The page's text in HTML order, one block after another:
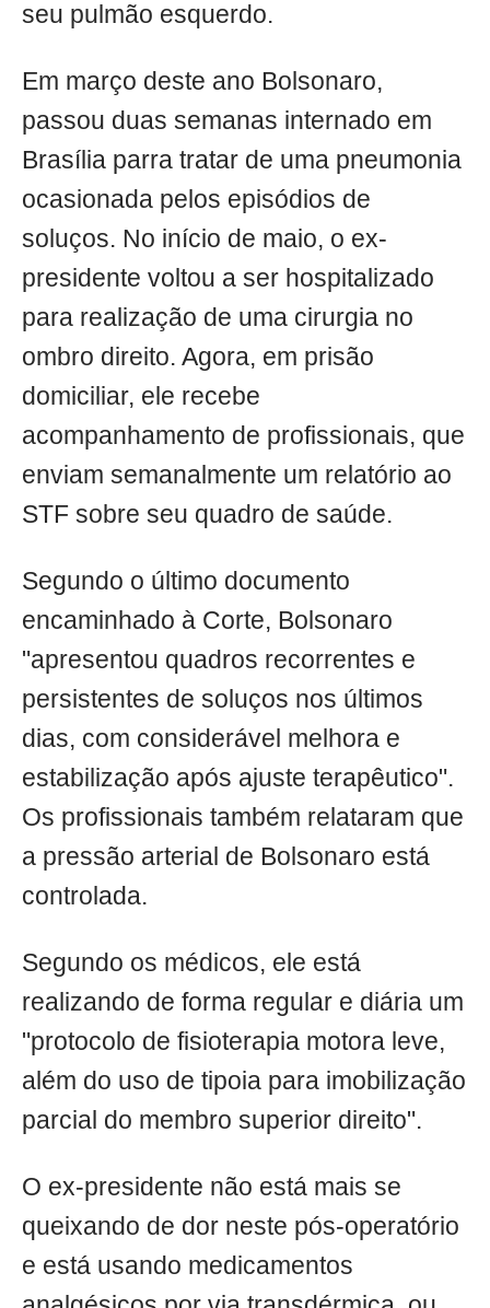
seu pulmão esquerdo.
Em março deste ano Bolsonaro,
passou duas semanas internado em
Brasília parra tratar de uma pneumonia
ocasionada pelos episódios de
soluços. No início de maio, o ex-
presidente voltou a ser hospitalizado
para realização de uma cirurgia no
ombro direito. Agora, em prisão
domiciliar, ele recebe
acompanhamento de profissionais, que
enviam semanalmente um relatório ao
STF sobre seu quadro de saúde.
Segundo o último documento
encaminhado à Corte, Bolsonaro
"apresentou quadros recorrentes e
persistentes de soluços nos últimos
dias, com considerável melhora e
estabilização após ajuste terapêutico".
Os profissionais também relataram que
a pressão arterial de Bolsonaro está
controlada.
Segundo os médicos, ele está
realizando de forma regular e diária um
"protocolo de fisioterapia motora leve,
além do uso de tipoia para imobilização
parcial do membro superior direito".
O ex-presidente não está mais se
queixando de dor neste pós-operatório
e está usando medicamentos